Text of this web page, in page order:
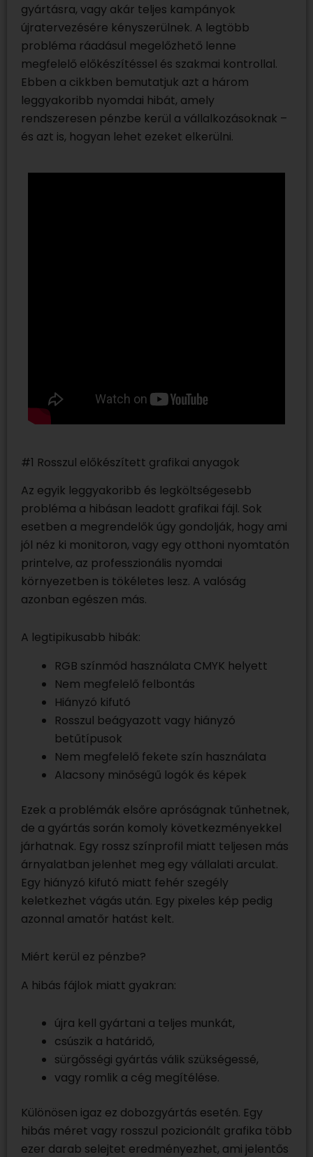
gyártásra, vagy akár teljes kampányok
újratervezésére kényszerülnek. A legtöbb
probléma ráadásul megelőzhető lenne
megfelelő előkészítéssel és szakmai kontrollal.
Ebben a cikkben bemutatjuk azt a három
leggyakoribb nyomdai hibát, amely
rendszeresen pénzbe kerül a vállalkozásoknak –
és azt is, hogyan lehet ezeket elkerülni.
#1 Rosszul előkészített grafikai anyagok
Az egyik leggyakoribb és legköltségesebb
probléma a hibásan leadott grafikai fájl. Sok
esetben a megrendelők úgy gondolják, hogy ami
jól néz ki monitoron, vagy egy otthoni nyomtatón
printelve, az professzionális nyomdai
környezetben is tökéletes lesz. A valóság
azonban egészen más.
A legtipikusabb hibák:
RGB színmód használata CMYK helyett
Nem megfelelő felbontás
Hiányzó kifutó
Rosszul beágyazott vagy hiányzó
betűtípusok
Nem megfelelő fekete szín használata
Alacsony minőségű logók és képek
Ezek a problémák elsőre apróságnak tűnhetnek,
de a gyártás során komoly következményekkel
járhatnak. Egy rossz színprofil miatt teljesen más
árnyalatban jelenhet meg egy vállalati arculat.
Egy hiányzó kifutó miatt fehér szegély
keletkezhet vágás után. Egy pixeles kép pedig
azonnal amatőr hatást kelt.
Miért kerül ez pénzbe?
A hibás fájlok miatt gyakran:
újra kell gyártani a teljes munkát,
csúszik a határidő,
sürgősségi gyártás válik szükségessé,
vagy romlik a cég megítélése.
Különösen igaz ez dobozgyártás esetén. Egy
hibás méret vagy rosszul pozicionált grafika több
ezer darab selejtet eredményezhet, ami jelentős